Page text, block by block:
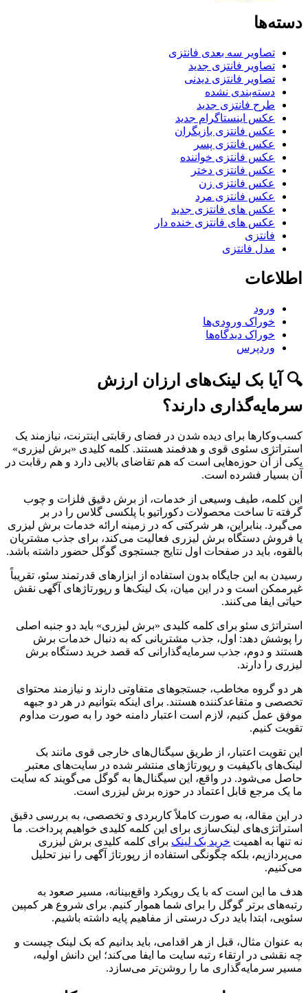
دسته‌ها
تصاویر سه بعدی فانتزی
تصاویر فانتزی جدید
تصاویر فانتزی دیدنی
دسته‌بندی نشده
طرح فانتزی جدید
عکس اینستاگرام جدید
عکس فانتزی بازیگران
عکس فانتزی پسر
عکس فانتزی خواننده
عکس فانتزی دختر
عکس فانتزی زن
عکس فانتزی مرد
عکس های فانتزی جدید
عکس های فانتزی خنده دار
فانتزی
مدل فانتزی
اطلاعات
ورود
خوراک ورودی‌ها
خوراک دیدگاه‌ها
وردپرس
🔍 آیا بک لینک‌های ارزان ارزش
سرمایه‌گذاری دارند؟
کسب‌وکارها برای دیده شدن در فضای رقابتی اینترنت، نیازمند یک
استراتژی سئوی قوی و هدفمند هستند. کلمه کلیدی «برش لیزری»
یکی از آن حوزه‌هایی است که هم تقاضای بالایی دارد و هم رقابت در
آن بسیار فشرده است.
این کلمه، طیف وسیعی از خدمات، از برش دقیق فلزات و چوب
گرفته تا ساخت محصولات دکوراتیو با پلکسی گلاس را در بر
می‌گیرد. بنابراین، هر شرکتی که در زمینه ارائه خدمات برش لیزری
یا فروش دستگاه برش لیزری فعالیت می‌کند، برای جذب مشتریان
بالقوه، باید در صفحات اول نتایج جستجوی گوگل حضور داشته باشد.
رسیدن به این جایگاه بدون استفاده از ابزارهای قدرتمند سئو، تقریباً
غیرممکن است و در این میان، بک لینک‌ها و رپورتاژهای آگهی نقش
حیاتی ایفا می‌کنند.
استراتژی سئو برای کلمه کلیدی «برش لیزری» باید دو جنبه اصلی
را پوشش دهد: اول، جذب مشتریانی که به دنبال خدمات برش
هستند و دوم، جذب سرمایه‌گذارانی که قصد خرید دستگاه برش
لیزری را دارند.
هر دو گروه مخاطب، جستجوهای متفاوتی دارند و نیازمند محتوای
تخصصی و متقاعدکننده هستند. برای اینکه بتوانیم در هر دو جبهه
موفق عمل کنیم، لازم است اعتبار دامنه خود را به صورت مداوم
تقویت کنیم.
این تقویت اعتبار، از طریق سیگنال‌های خارجی قوی مانند بک
لینک‌های باکیفیت و رپورتاژهای منتشر شده در سایت‌های معتبر
حاصل می‌شود. در واقع، این سیگنال‌ها به گوگل می‌گویند که سایت
ما یک مرجع قابل اعتماد در حوزه برش لیزری است.
در این مقاله، به صورت کاملاً کاربردی و تخصصی، به بررسی دقیق
استراتژی‌های لینک‌سازی برای این کلمه کلیدی خواهیم پرداخت. ما
نه تنها به اهمیت خرید بک لینک برای کلمه کلیدی برش لیزری
می‌پردازیم، بلکه چگونگی استفاده از رپورتاژ آگهی را نیز تحلیل
می‌کنیم.
هدف ما این است که با یک رویکرد واقع‌بینانه، مسیر صعود به
رتبه‌های برتر گوگل را برای شما هموار کنیم. برای شروع هر کمپین
سئویی، ابتدا باید درک درستی از مفاهیم پایه داشته باشیم.
به عنوان مثال، قبل از هر اقدامی، باید بدانیم که بک لینک چیست و
چه نقشی در ارتقاء رتبه سایت ما ایفا می‌کند؛ این دانش اولیه،
مسیر سرمایه‌گذاری ما را روشن‌تر می‌سازد.